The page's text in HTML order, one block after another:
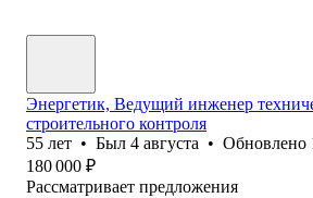
Энергетик, Ведущий инженер
строительного контроля
55 лет • Был 4 августа • Обновлено
180 000 ₽
Рассматривает предложения